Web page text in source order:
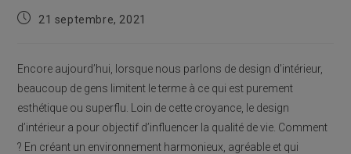
Publication
21 septembre, 2021
Encore aujourd’hui, lorsque nous parlons de design d’intérieur,
beaucoup de gens limitent le terme à ce qui est purement
esthétique ou superflu. Loin de cette croyance, le design
d’intérieur a pour objectif d’influencer la qualité de vie. Comment
? En créant un environnement harmonieux, agréable et qui